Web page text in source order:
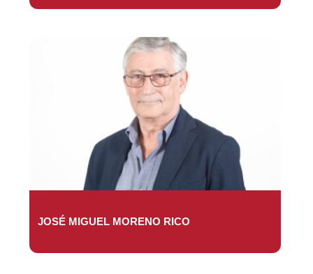
JOSÉ MIGUEL MORENO RICO